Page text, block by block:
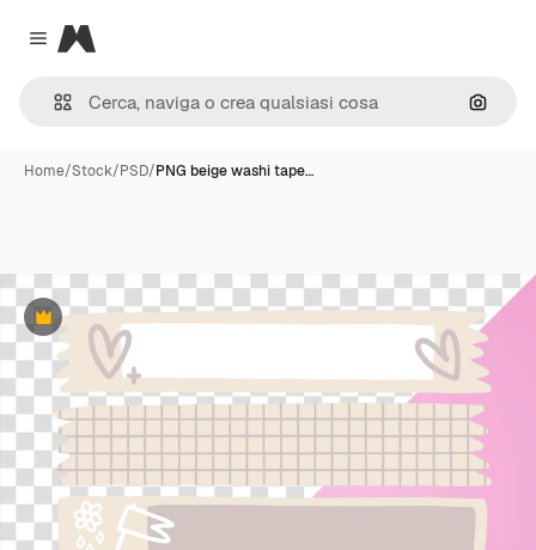
Close menu
Magnific
Cerca
Home/Stock/PSD/PNG beige washi tape…
Premium